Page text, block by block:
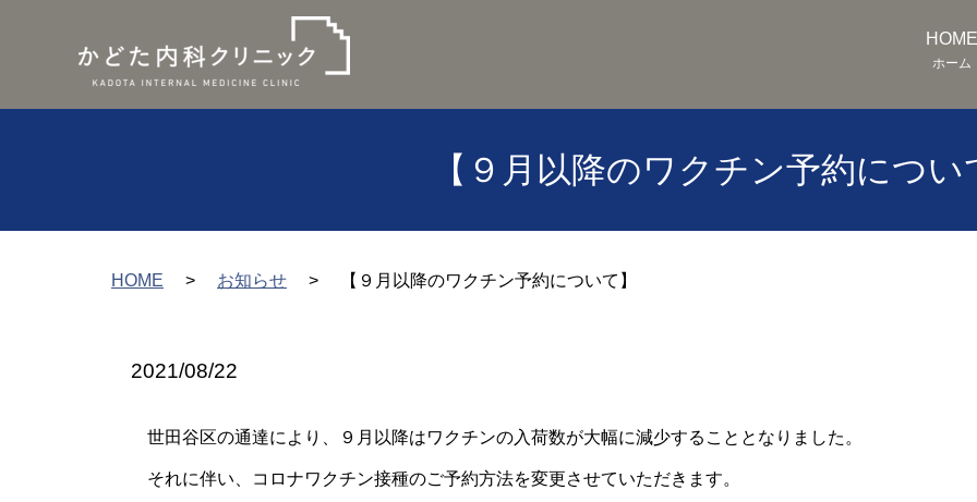
HOME
ホーム
【９月以降のワクチン予約につい
HOME お知らせ 【９月以降のワクチン予約について】
2021/08/22
世田谷区の通達により、９月以降はワクチンの入荷数が大幅に減少することとなりました。
それに伴い、コロナワクチン接種のご予約方法を変更させていただきます。